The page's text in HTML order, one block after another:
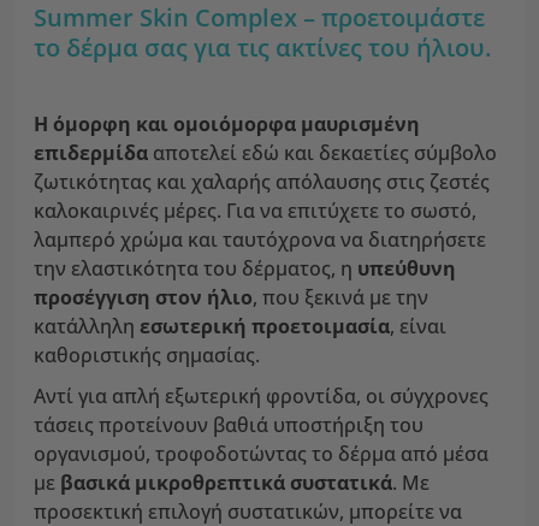
Summer Skin Complex – προετοιμάστε
το δέρμα σας για τις ακτίνες του ήλιου.
Η όμορφη και ομοιόμορφα μαυρισμένη
επιδερμίδα αποτελεί εδώ και δεκαετίες σύμβολο
ζωτικότητας και χαλαρής απόλαυσης στις ζεστές
καλοκαιρινές μέρες. Για να επιτύχετε το σωστό,
λαμπερό χρώμα και ταυτόχρονα να διατηρήσετε
την ελαστικότητα του δέρματος, η υπεύθυνη
προσέγγιση στον ήλιο, που ξεκινά με την
κατάλληλη εσωτερική προετοιμασία, είναι
καθοριστικής σημασίας.
Αντί για απλή εξωτερική φροντίδα, οι σύγχρονες
τάσεις προτείνουν βαθιά υποστήριξη του
οργανισμού, τροφοδοτώντας το δέρμα από μέσα
με βασικά μικροθρεπτικά συστατικά. Με
προσεκτική επιλογή συστατικών, μπορείτε να